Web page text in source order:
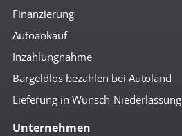
Finanzierung
Autoankauf
Inzahlungnahme
Bargeldlos bezahlen bei Autoland
Lieferung in Wunsch-Niederlassung
Unternehmen